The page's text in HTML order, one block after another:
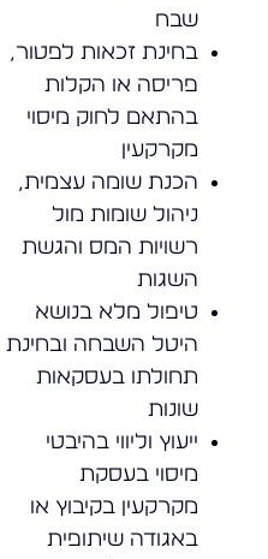
שבח
בחינת זכאות לפטור,
פריסה או הקלות
בהתאם לחוק מיסוי
מקרקעין
הכנת שומה עצמית,
ניהול שומות מול
רשויות המס והגשת
השגות
טיפול מלא בנושא
היטל השבחה ובחינת
תחולתו בעסקאות
שונות
ייעוץ וליווי בהיבטי
מיסוי בעסקת
מקרקעין בקיבוץ או
באגודה שיתופית